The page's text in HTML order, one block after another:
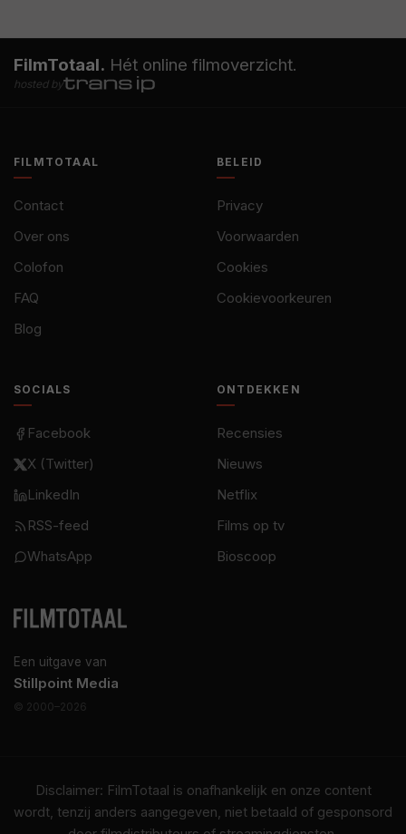
FilmTotaal. Hét online filmoverzicht.
hosted by
Een uitgave van
Stillpoint Media
© 2000–2026
FILMTOTAAL
Contact
Over ons
Colofon
FAQ
Blog
BELEID
Privacy
Voorwaarden
Cookies
Cookievoorkeuren
SOCIALS
Facebook
X (Twitter)
LinkedIn
RSS-feed
WhatsApp
ONTDEKKEN
Recensies
Nieuws
Netflix
Films op tv
Bioscoop
Disclaimer: FilmTotaal is onafhankelijk en onze content
wordt, tenzij anders aangegeven, niet betaald of gesponsord